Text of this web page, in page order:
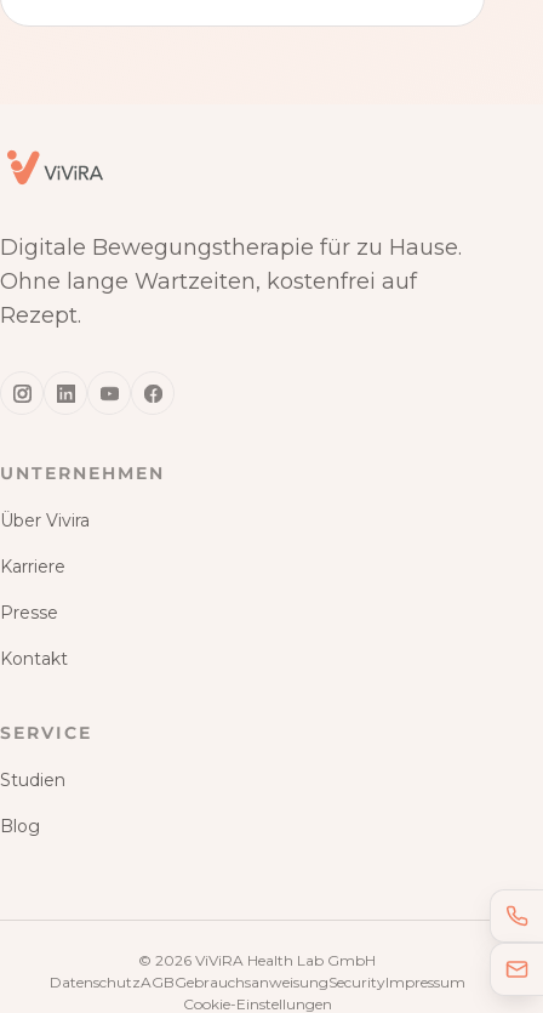
Digitale Bewegungstherapie für zu Hause.
Ohne lange Wartzeiten, kostenfrei auf
Rezept.
UNTERNEHMEN
Über Vivira
Karriere
Presse
Kontakt
SERVICE
Studien
Blog
© 2026 ViViRA Health Lab GmbH
DatenschutzAGBGebrauchsanweisungSecurityImpressum
Cookie-Einstellungen